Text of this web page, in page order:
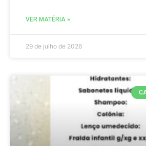
VER MATÉRIA »
29 de julho de 2026